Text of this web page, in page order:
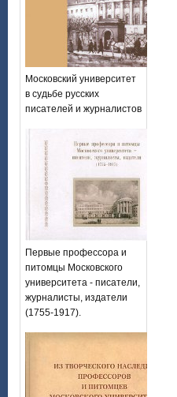
Московский университет
в судьбе русских
писателей и журналистов
Первые профессора и
питомцы Московского
университета - писатели,
журналисты, издатели
(1755-1917).